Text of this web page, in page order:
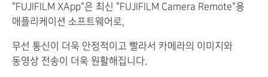
"FUJIFILM XApp"은 최신 "FUJIFILM Camera Remote"용
애플리케이션 소프트웨어로,
무선 통신이 더욱 안정적이고 빨라서 카메라의 이미지와
동영상 전송이 더욱 원활해집니다.